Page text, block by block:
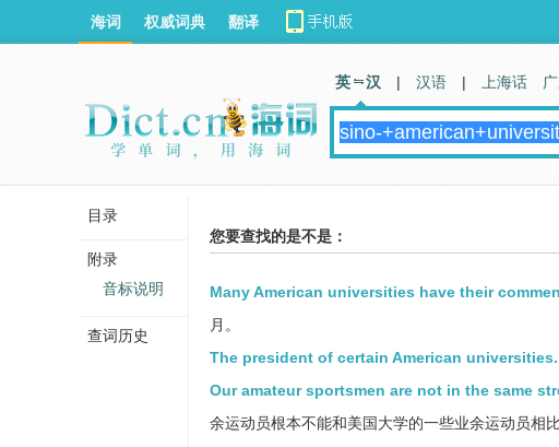
您要查找的是不是：
Many American universities have their
月。
The president of certain American universities.
Our amateur sportsmen are not in the same
余运动员根本不能和美国大学的一些业余运动员相比
海词 权威词典 翻译
英 汉 | 汉语 | 上海话
目录
附录
音标说明
查词历史